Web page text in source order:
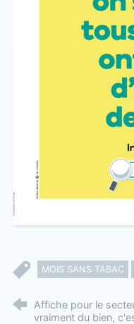
MOIS SANS TABAC
Affiche pour le
vraiment du bien,